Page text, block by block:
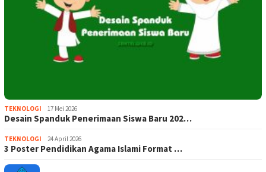
TEKNOLOGI 17 Mei 2026
Desain Spanduk Penerimaan Siswa Baru 202…
TEKNOLOGI 24 April 2026
3 Poster Pendidikan Agama Islami Format …